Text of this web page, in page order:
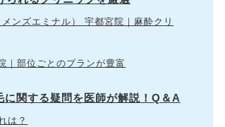
ンズエミナル） 宇都宮院｜麻酔クリ
部位ごとのプランが豊富
関する疑問を医師が解説！Q＆A
は？